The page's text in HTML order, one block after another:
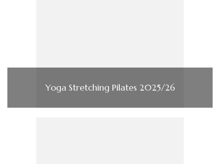
Yoga Stretching Pilates 2025/26